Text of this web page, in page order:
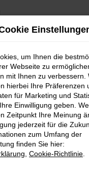
Fahrzeugbestand
Error
ein Fehler aufgetreten.
Tipps, die dir
deine Firewall und
Webseiten, zum
um Ihnen die
Webseite zu
mit Ihnen zu verbessern.
hierbei Ihre Präferenzen
für Marketing und
Einwilligung geben.
Zeitpunkt Ihre Meinung
jederzeit für die
zum Umfang der
finden Sie hier:
Cookie-Richtlinie